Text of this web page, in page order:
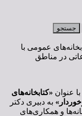
عمومی با
در مناطق
عنوان «کتابخانه‌های
» به دبیری دکتر
و همکاری‌های